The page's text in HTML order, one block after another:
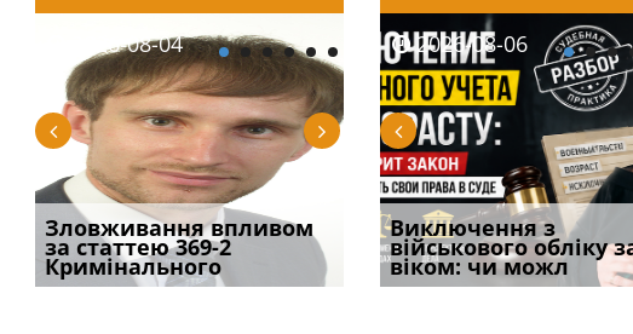
2026-08-06
Якщо суд встановив для
відшкодування шкоди
наявніс
2026-08-06
Документи, на яких не
проставляється
апостиль: пер
2026-08-04
Зловживання впливом
за статтею 369-2
Кримінального
2026-08-04
Переоформлення
відстрочки за іншою
підставою: нов
2026-08-05
Особливості захисту у
кримінальному
провадженні: я
2026-08-06
Виключення з
військового обліку
віком: чи можл
2026-07-30
Восьмий ААС
підтвердив, що
може скас